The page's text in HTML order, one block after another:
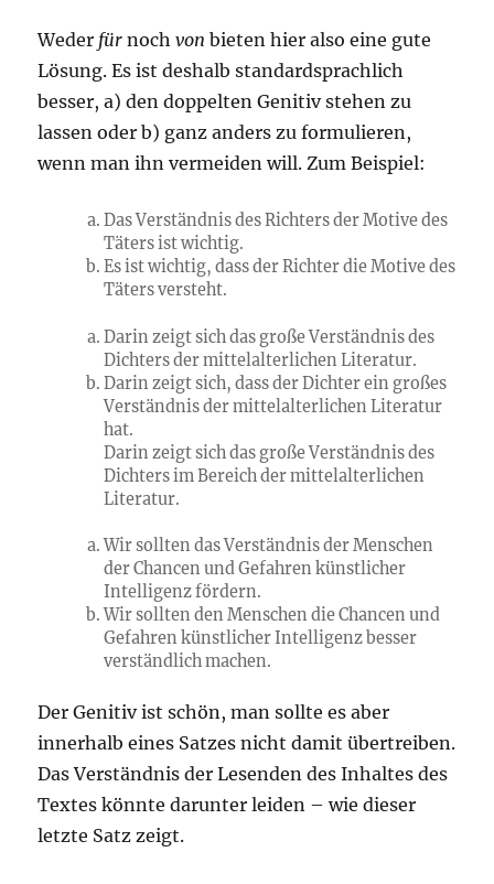
Weder für nochvon bieten hier also eine gute
Lösung. Es ist deshalb standardsprachlich
besser, a) den doppelten Genitiv stehen zu
lassen oder b) ganz anders zu formulieren,
wenn man ihn vermeiden will. Zum Beispiel:
Das Verständnis des Richters der Motive des
Täters ist wichtig.
Es ist wichtig, dass der Richter die Motive des
Täters versteht.
Darin zeigt sich das große Verständnis des
Dichters der mittelalterlichen Literatur.
Darin zeigt sich, dass der Dichter ein großes
Verständnis der mittelalterlichen Literatur
hat.
Darin zeigt sich das große Verständnis des
Dichters im Bereich der mittelalterlichen
Literatur.
Wir sollten das Verständnis der Menschen
der Chancen und Gefahren künstlicher
Intelligenz fördern.
Wir sollten den Menschen die Chancen und
Gefahren künstlicher Intelligenz besser
verständlich machen.
Der Genitiv ist schön, man sollte es aber
innerhalb eines Satzes nicht damit übertreiben.
Das Verständnis der Lesenden des Inhaltes des
Textes könnte darunter leiden – wie dieser
letzte Satz zeigt.